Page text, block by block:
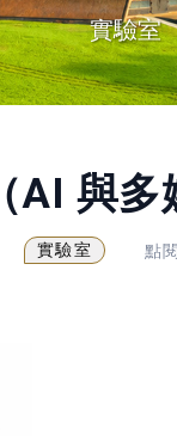
實驗室
與多
實驗室 點